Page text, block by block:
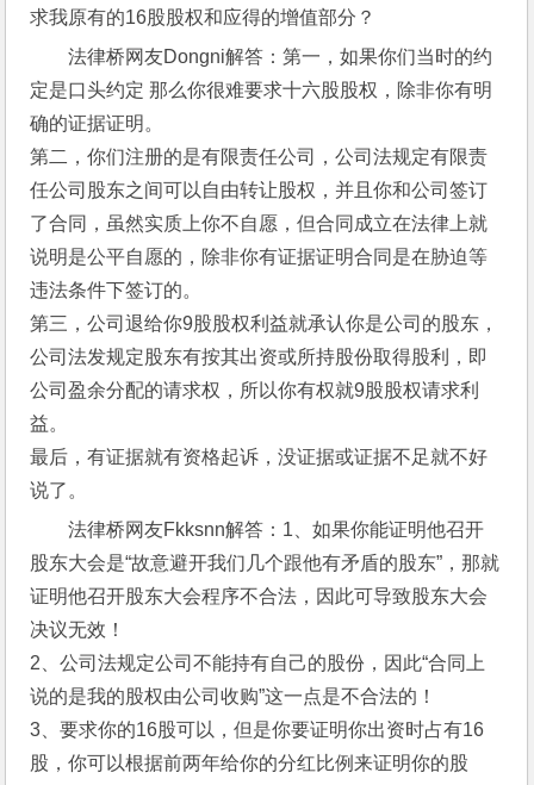
求我原有的16股股权和应得的增值部分？
法律桥网友Dongni解答：第一，如果你们当时的约
定是口头约定 那么你很难要求十六股股权，除非你有明
确的证据证明。
第二，你们注册的是有限责任公司，公司法规定有限责
任公司股东之间可以自由转让股权，并且你和公司签订
了合同，虽然实质上你不自愿，但合同成立在法律上就
说明是公平自愿的，除非你有证据证明合同是在胁迫等
违法条件下签订的。
第三，公司退给你9股股权利益就承认你是公司的股东，
公司法发规定股东有按其出资或所持股份取得股利，即
公司盈余分配的请求权，所以你有权就9股股权请求利
益。
最后，有证据就有资格起诉，没证据或证据不足就不好
说了。
法律桥网友Fkksnn解答：1、如果你能证明他召开
股东大会是“故意避开我们几个跟他有矛盾的股东”，那就
证明他召开股东大会程序不合法，因此可导致股东大会
决议无效！
2、公司法规定公司不能持有自己的股份，因此“合同上
说的是我的股权由公司收购”这一点是不合法的！
3、要求你的16股可以，但是你要证明你出资时占有16
股，你可以根据前两年给你的分红比例来证明你的股